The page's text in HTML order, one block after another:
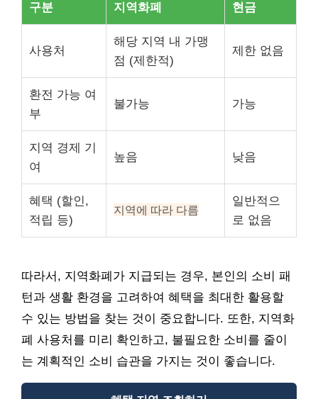
구분 지역화폐 현금
사용처
해당 지역 내 가맹
점 (제한적)
제한 없음
환전 가능 여
부
불가능 가능
지역 경제 기
여
높음 낮음
혜택 (할인,
적립 등)
지역에 따라 다름
일반적으
로 없음
따라서, 지역화폐가 지급되는 경우, 본인의 소비 패
턴과 생활 환경을 고려하여 혜택을 최대한 활용할
수 있는 방법을 찾는 것이 중요합니다. 또한, 지역화
폐 사용처를 미리 확인하고, 불필요한 소비를 줄이
는 계획적인 소비 습관을 가지는 것이 좋습니다.